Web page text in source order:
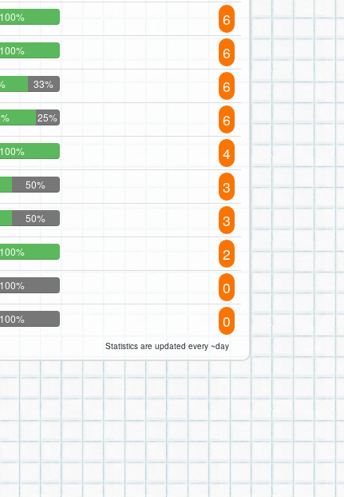
100% 6
100% 6
33% 6
25% 6
100% 4
50% 3
50% 3
100% 2
100% 0
100% 0
Statistics are updated every ~day